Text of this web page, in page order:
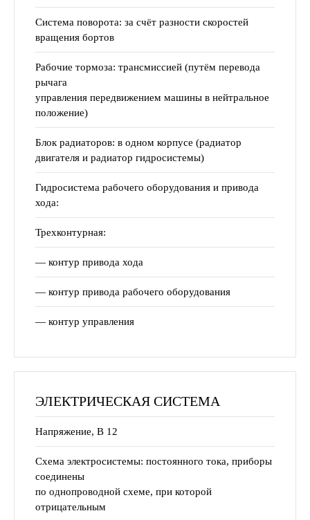
Система поворота: за счёт разности скоростей
вращения бортов
Рабочие тормоза: трансмиссией (путём перевода
рычага
управления передвижением машины в нейтральное
положение)
Блок радиаторов: в одном корпусе (радиатор
двигателя и радиатор гидросистемы)
Гидросистема рабочего оборудования и привода
хода:
Трехконтурная:
— контур привода хода
— контур привода рабочего оборудования
— контур управления
ЭЛЕКТРИЧЕСКАЯ СИСТЕМА
Напряжение, В 12
Схема электросистемы: постоянного тока, приборы
соединены
по однопроводной схеме, при которой
отрицательным